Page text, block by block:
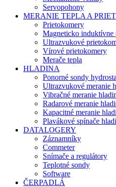
Servopohony
MERANIE TEPLA A
Prietokomery
Magneticko induktívne
Ultrazvukové
Vírové prietokomery
Merače tepla
HLADINA
Ponorné sondy
Ultrazvukové meranie
Vibračné meranie
Radarové meranie
Kapacitné meranie
Plavákové spínače
DATALOGERY
Záznamníky
Commeter
Snímače a regulátory
Teplotné sondy
Software
ČERPADLÁ